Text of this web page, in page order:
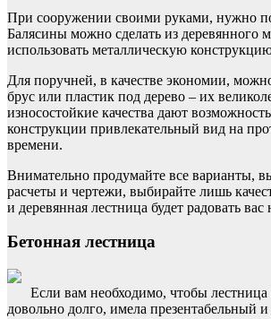
При сооружении своими руками, нужно
Балясины можно сделать из деревянного
использовать металлическую
Для поручней, в качестве экономии,
брус или пластик под дерево – их
износостойкие качества дают
конструкции привлекательный вид на
времени.
Внимательно продумайте все варианты,
расчеты и чертежи, выбирайте лишь
и деревянная лестница будет радовать
Бетонная лестница
Если вам необходимо, чтобы
довольно долго, имела презентабельный